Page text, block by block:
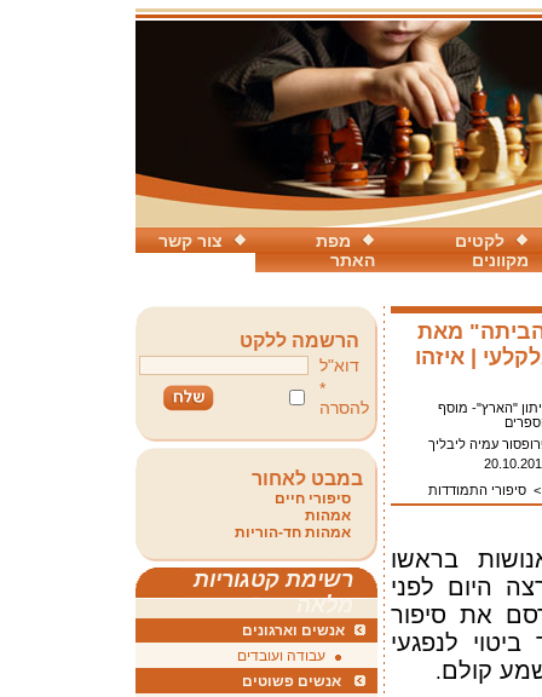
צור קשר
מפת
האתר
לקטים
מקוונים
מאת
| איזהו
"הארץ"- מוסף
עמיה ליבליך
סיפורי התמודדות
בראשו
היום לפני
את סיפור
ביטוי לנפגעי
קולם.
הרשמה ללקט
דוא"ל
*
להסרה
במבט לאחור
סיפורי חיים
אמהות
אמהות חד-הוריות
רשימת קטגוריות
מלאה
אנשים וארגונים
עבודה ועובדים
אנשים פשוטים